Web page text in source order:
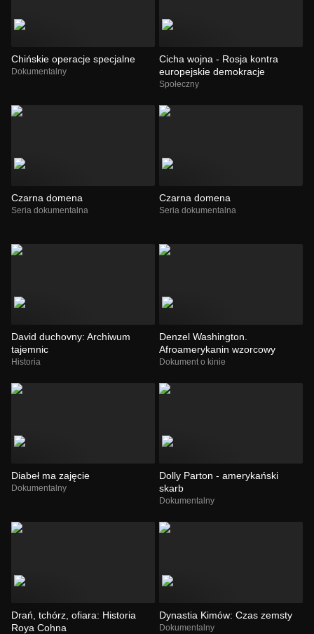
Chińskie operacje specjalne
Dokumentalny
Cicha wojna - Rosja kontra
europejskie demokracje
Społeczny
Czarna domena
Seria dokumentalna
Czarna domena
Seria dokumentalna
David duchovny: Archiwum
tajemnic
Historia
Denzel Washington.
Afroamerykanin wzorcowy
Dokument o kinie
Diabeł ma zajęcie
Dokumentalny
Dolly Parton - amerykański
skarb
Dokumentalny
Drań, tchórz, ofiara: Historia
Roya Cohna
Dynastia Kimów: Czas zemsty
Dokumentalny